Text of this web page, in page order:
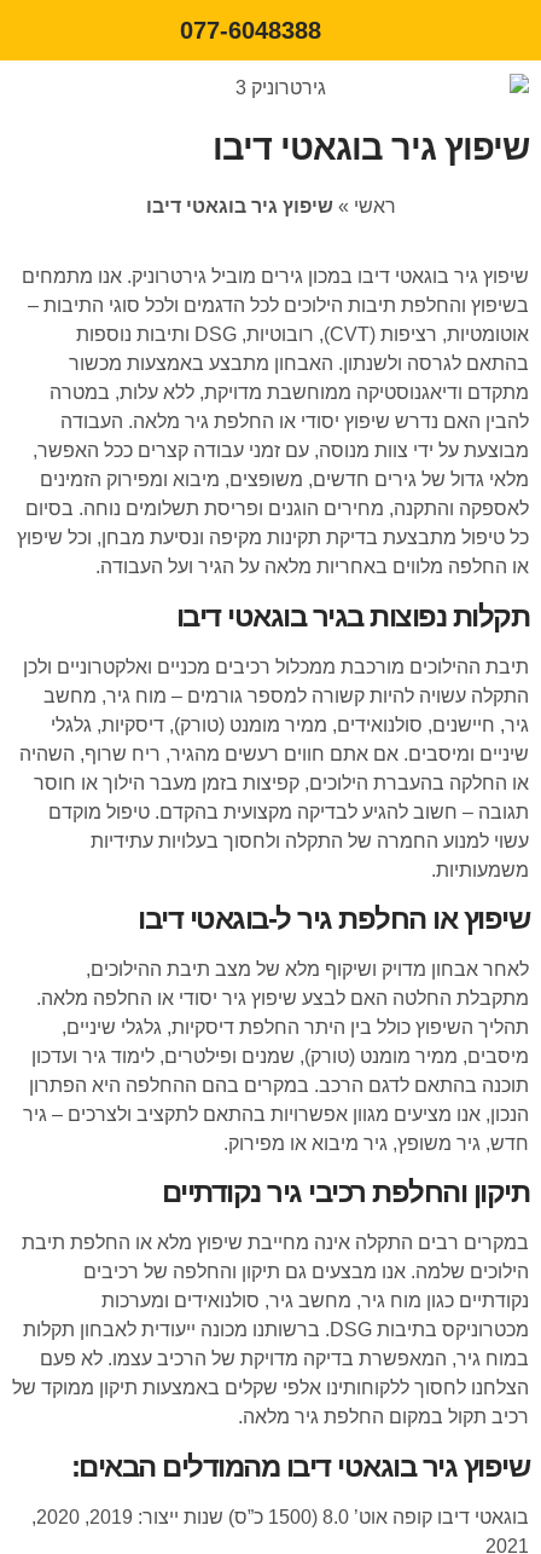
077-6048388
שיפוץ גיר בוגאטי דיבו
ראשי »שיפוץ גיר בוגאטי דיבו
שיפוץ גיר בוגאטי דיבו במכון גירים מוביל גירטרוניק. אנו מתמחים
בשיפוץ והחלפת תיבות הילוכים לכל הדגמים ולכל סוגי התיבות –
אוטומטיות, רציפות (CVT), רובוטיות, DSG ותיבות נוספות
בהתאם לגרסה ולשנתון. האבחון מתבצע באמצעות מכשור
מתקדם ודיאגנוסטיקה ממוחשבת מדויקת, ללא עלות, במטרה
להבין האם נדרש שיפוץ יסודי או החלפת גיר מלאה. העבודה
מבוצעת על ידי צוות מנוסה, עם זמני עבודה קצרים ככל האפשר,
מלאי גדול של גירים חדשים, משופצים, מיבוא ומפירוק הזמינים
לאספקה והתקנה, מחירים הוגנים ופריסת תשלומים נוחה. בסיום
כל טיפול מתבצעת בדיקת תקינות מקיפה ונסיעת מבחן, וכל שיפוץ
או החלפה מלווים באחריות מלאה על הגיר ועל העבודה.
תקלות נפוצות בגיר בוגאטי דיבו
תיבת ההילוכים מורכבת ממכלול רכיבים מכניים ואלקטרוניים ולכן
התקלה עשויה להיות קשורה למספר גורמים – מוח גיר, מחשב
גיר, חיישנים, סולנואידים, ממיר מומנט (טורק), דיסקיות, גלגלי
שיניים ומיסבים. אם אתם חווים רעשים מהגיר, ריח שרוף, השהיה
או החלקה בהעברת הילוכים, קפיצות בזמן מעבר הילוך או חוסר
תגובה – חשוב להגיע לבדיקה מקצועית בהקדם. טיפול מוקדם
עשוי למנוע החמרה של התקלה ולחסוך בעלויות עתידיות
משמעותיות.
שיפוץ או החלפת גיר ל-בוגאטי דיבו
לאחר אבחון מדויק ושיקוף מלא של מצב תיבת ההילוכים,
מתקבלת החלטה האם לבצע שיפוץ גיר יסודי או החלפה מלאה.
תהליך השיפוץ כולל בין היתר החלפת דיסקיות, גלגלי שיניים,
מיסבים, ממיר מומנט (טורק), שמנים ופילטרים, לימוד גיר ועדכון
תוכנה בהתאם לדגם הרכב. במקרים בהם ההחלפה היא הפתרון
הנכון, אנו מציעים מגוון אפשרויות בהתאם לתקציב ולצרכים – גיר
חדש, גיר משופץ, גיר מיבוא או מפירוק.
תיקון והחלפת רכיבי גיר נקודתיים
במקרים רבים התקלה אינה מחייבת שיפוץ מלא או החלפת תיבת
הילוכים שלמה. אנו מבצעים גם תיקון והחלפה של רכיבים
נקודתיים כגון מוח גיר, מחשב גיר, סולנואידים ומערכות
מכטרוניקס בתיבות DSG. ברשותנו מכונה ייעודית לאבחון תקלות
במוח גיר, המאפשרת בדיקה מדויקת של הרכיב עצמו. לא פעם
הצלחנו לחסוך ללקוחותינו אלפי שקלים באמצעות תיקון ממוקד של
רכיב תקול במקום החלפת גיר מלאה.
שיפוץ גיר בוגאטי דיבו מהמודלים הבאים:
בוגאטי דיבו קופה אוט’ 8.0 (1500 כ”ס) שנות ייצור: 2019, 2020,
2021